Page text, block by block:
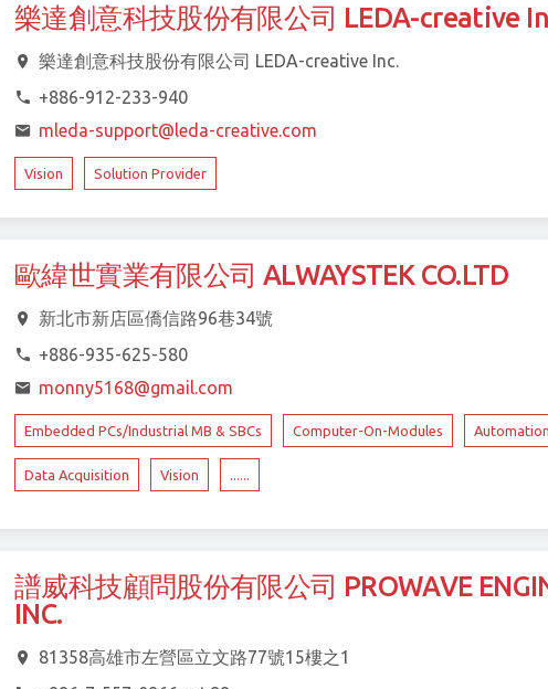
樂達創意科技股份有限公司 LEDA-creative
樂達創意科技股份有限公司 LEDA-creative Inc.
+886-912-233-940
mleda-support@leda-creative.com
Vision Solution Provider
歐緯世實業有限公司 ALWAYSTEK CO.LTD
新北市新店區僑信路96巷34號
+886-935-625-580
monny5168@gmail.com
Embedded PCs/Industrial MB & SBCs Computer-On-Modules Automation
Data Acquisition Vision
譜威科技顧問股份有限公司 PROWAVE
INC.
81358高雄市左營區立文路77號15樓之1